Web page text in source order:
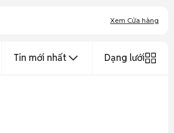
Xem Cửa hàng
Tin mới nhất Dạng lưới